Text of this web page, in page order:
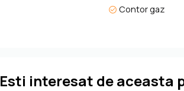
Contor gaz
Esti interesat de aceasta